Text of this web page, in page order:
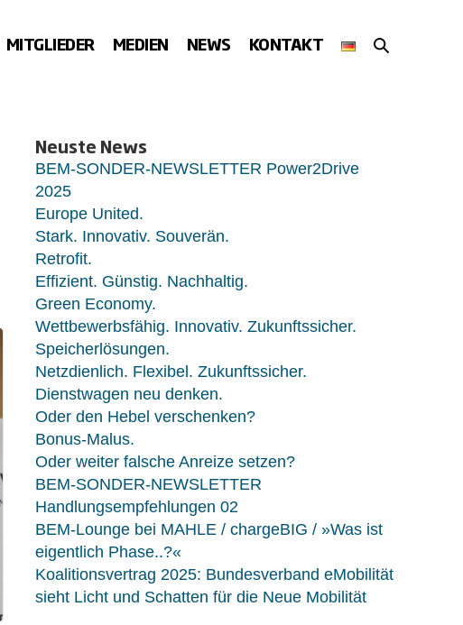
MITGLIEDER MEDIEN NEWS KONTAKT
SUCHE-
Neuste News
BEM-SONDER-NEWSLETTER Power2Drive
2025
Europe United.
Stark. Innovativ. Souverän.
Retrofit.
Effizient. Günstig. Nachhaltig.
Green Economy.
Wettbewerbsfähig. Innovativ. Zukunftssicher.
Speicherlösungen.
Netzdienlich. Flexibel. Zukunftssicher.
Dienstwagen neu denken.
Oder den Hebel verschenken?
Bonus-Malus.
Oder weiter falsche Anreize setzen?
BEM-SONDER-NEWSLETTER
Handlungsempfehlungen 02
BEM-Lounge bei MAHLE / chargeBIG / »Was ist
eigentlich Phase..?«
Koalitionsvertrag 2025: Bundesverband eMobilität
sieht Licht und Schatten für die Neue Mobilität